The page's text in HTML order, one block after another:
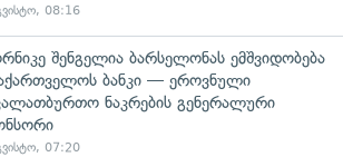
08:16
შენგელია ბარსელონას ემშვიდობება
ბანკი — ეროვნული
ნაკრების გენერალური
07:20